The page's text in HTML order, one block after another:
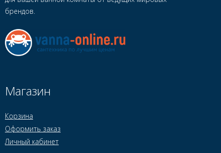
брендов.
Магазин
Корзина
Оформить заказ
Личный кабинет